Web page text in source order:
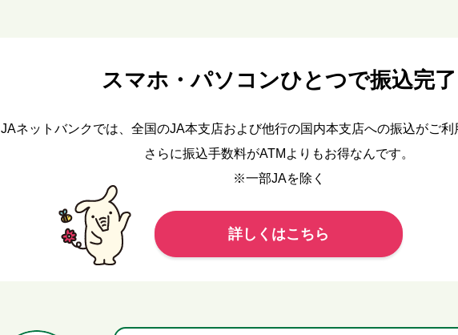
スマホ・パソコンひとつで振込完了
JAネットバンクでは、全国のJA本支店および他行の国内本支店への振込がご
さらに振込手数料がATMよりもお得なんです。
※一部JAを除く
詳しくはこちら